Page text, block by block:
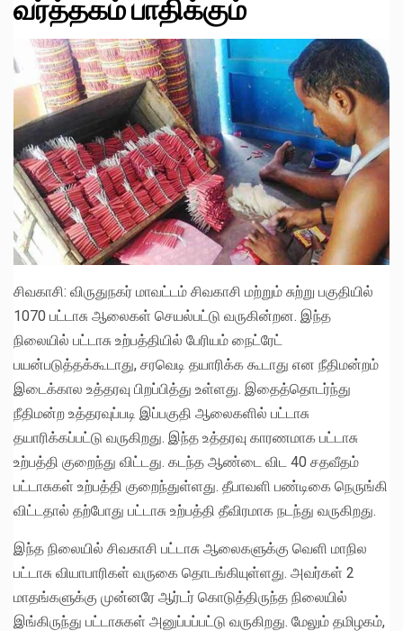
வர்த்தகம் பாதிக்கும்
சிவகாசி: விருதுநகர் மாவட்டம் சிவகாசி மற்றும் சுற்று பகுதியில்
1070 பட்டாசு ஆலைகள் செயல்பட்டு வருகின்றன. இந்த
நிலையில் பட்டாசு உற்பத்தியில் பேரியம் நைட்ரேட்
பயன்படுத்தக்கூடாது, சரவெடி தயாரிக்க கூடாது என நீதிமன்றம்
இடைக்கால உத்தரவு பிறப்பித்து உள்ளது. இதைத்தொடர்ந்து
நீதிமன்ற உத்தரவுப்படி இப்பகுதி ஆலைகளில் பட்டாசு
தயாரிக்கப்பட்டு வருகிறது. இந்த உத்தரவு காரணமாக பட்டாசு
உற்பத்தி குறைந்து விட்டது. கடந்த ஆண்டை விட 40 சதவீதம்
பட்டாசுகள் உற்பத்தி குறைந்துள்ளது. தீபாவளி பண்டிகை நெருங்கி
விட்டதால் தற்போது பட்டாசு உற்பத்தி தீவிரமாக நடந்து வருகிறது.
இந்த நிலையில் சிவகாசி பட்டாசு ஆலைகளுக்கு வெளி மாநில
பட்டாசு வியாபாரிகள் வருகை தொடங்கியுள்ளது. அவர்கள் 2
மாதங்களுக்கு முன்னரே ஆர்டர் கொடுத்திருந்த நிலையில்
இங்கிருந்து பட்டாசுகள் அனுப்பப்பட்டு வருகிறது. மேலும் தமிழகம்,